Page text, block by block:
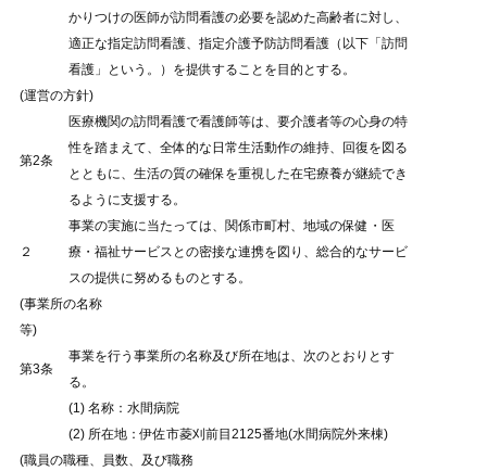
かりつけの医師が訪問看護の必要を認めた高齢者に対し、
適正な指定訪問看護、指定介護予防訪問看護（以下「訪問
看護」という。）を提供することを目的とする。
(運営の方針)
第2条
医療機関の訪問看護で看護師等は、要介護者等の心身の特
性を踏まえて、全体的な日常生活動作の維持、回復を図る
とともに、生活の質の確保を重視した在宅療養が継続でき
るように支援する。
２
事業の実施に当たっては、関係市町村、地域の保健・医
療・福祉サービスとの密接な連携を図り、総合的なサービ
スの提供に努めるものとする。
(事業所の名称
等)
第3条
事業を行う事業所の名称及び所在地は、次のとおりとす
る。
(1) 名称：水間病院
(2) 所在地：伊佐市菱刈前目2125番地(水間病院外来棟)
(職員の職種、員数、及び職務